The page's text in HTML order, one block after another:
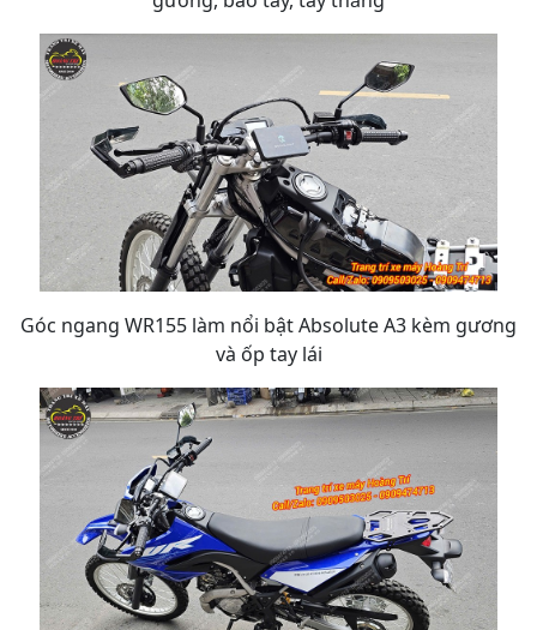
Góc ngang WR155 làm nổi bật Absolute A3 kèm gương
và ốp tay lái